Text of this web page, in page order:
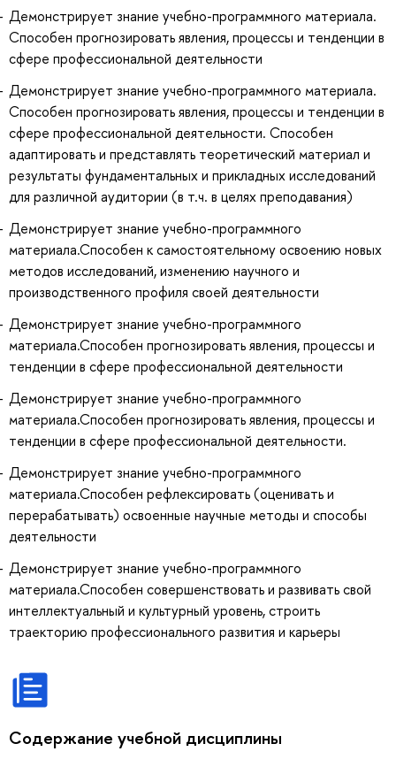
Демонстрирует знание учебно-программного материала.
Способен прогнозировать явления, процессы и тенденции в
сфере профессиональной деятельности
Демонстрирует знание учебно-программного материала.
Способен прогнозировать явления, процессы и тенденции в
сфере профессиональной деятельности. Способен
адаптировать и представлять теоретический материал и
результаты фундаментальных и прикладных исследований
для различной аудитории (в т.ч. в целях преподавания)
Демонстрирует знание учебно-программного
материала.Способен к самостоятельному освоению новых
методов исследований, изменению научного и
производственного профиля своей деятельности
Демонстрирует знание учебно-программного
материала.Способен прогнозировать явления, процессы и
тенденции в сфере профессиональной деятельности
Демонстрирует знание учебно-программного
материала.Способен прогнозировать явления, процессы и
тенденции в сфере профессиональной деятельности.
Демонстрирует знание учебно-программного
материала.Способен рефлексировать (оценивать и
перерабатывать) освоенные научные методы и способы
деятельности
Демонстрирует знание учебно-программного
материала.Способен совершенствовать и развивать свой
интеллектуальный и культурный уровень, строить
траекторию профессионального развития и карьеры
Содержание учебной дисциплины